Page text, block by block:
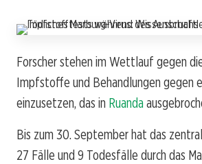
Forscher stehen im Wettlauf gegen
Impfstoffe und Behandlungen gegen
einzusetzen, das in Ruanda
Bis zum 30. September hat das
27 Fälle und 9 Todesfälle durch das